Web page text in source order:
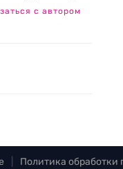
с автором
Политика